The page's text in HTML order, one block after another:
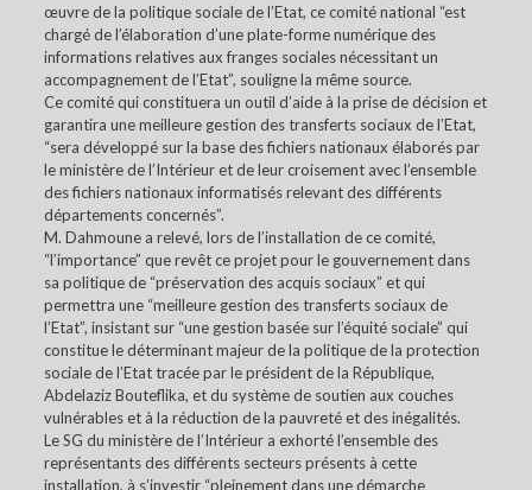
œuvre de la politique sociale de l’Etat, ce comité national “est
chargé de l’élaboration d’une plate-forme numérique des
informations relatives aux franges sociales nécessitant un
accompagnement de l’Etat”, souligne la même source.
Ce comité qui constituera un outil d’aide à la prise de décision et
garantira une meilleure gestion des transferts sociaux de l’Etat,
“sera développé sur la base des fichiers nationaux élaborés par
le ministère de l’Intérieur et de leur croisement avec l’ensemble
des fichiers nationaux informatisés relevant des différents
départements concernés”.
M. Dahmoune a relevé, lors de l’installation de ce comité,
“l’importance” que revêt ce projet pour le gouvernement dans
sa politique de “préservation des acquis sociaux” et qui
permettra une “meilleure gestion des transferts sociaux de
l’Etat”, insistant sur “une gestion basée sur l’équité sociale” qui
constitue le déterminant majeur de la politique de la protection
sociale de l’Etat tracée par le président de la République,
Abdelaziz Bouteflika, et du système de soutien aux couches
vulnérables et à la réduction de la pauvreté et des inégalités.
Le SG du ministère de l’Intérieur a exhorté l’ensemble des
représentants des différents secteurs présents à cette
installation, à s’investir “pleinement dans une démarche